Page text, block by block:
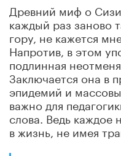
Древний миф о
каждый раз заново
гору, не кажется
Напротив, в этом
подлинная
Заключается она в
эпидемий и
важно для
слова. Ведь каждое
в жизнь, не имея